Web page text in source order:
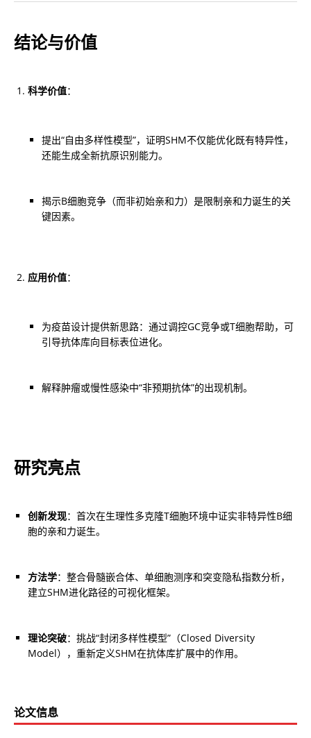
结论与价值
科学价值：
提出“自由多样性模型”，证明SHM不仅能优化既有特异性，
还能生成全新抗原识别能力。
揭示B细胞竞争（而非初始亲和力）是限制亲和力诞生的关
键因素。
应用价值：
为疫苗设计提供新思路：通过调控GC竞争或T细胞帮助，可
引导抗体库向目标表位进化。
解释肿瘤或慢性感染中“非预期抗体”的出现机制。
研究亮点
创新发现：首次在生理性多克隆T细胞环境中证实非特异性B细
胞的亲和力诞生。
方法学：整合骨髓嵌合体、单细胞测序和突变隐私指数分析，
建立SHM进化路径的可视化框架。
理论突破：挑战“封闭多样性模型”（Closed Diversity
Model），重新定义SHM在抗体库扩展中的作用。
论文信息